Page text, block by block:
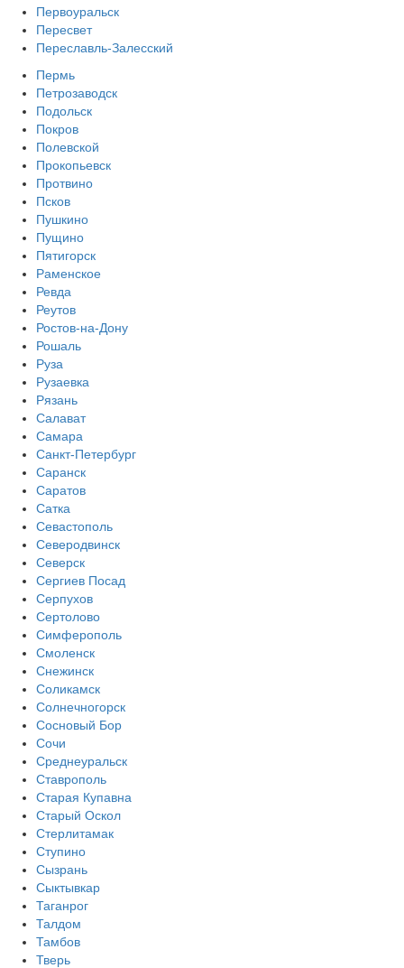
Первоуральск
Пересвет
Переславль-Залесский
Пермь
Петрозаводск
Подольск
Покров
Полевской
Прокопьевск
Протвино
Псков
Пушкино
Пущино
Пятигорск
Раменское
Ревда
Реутов
Ростов-на-Дону
Рошаль
Руза
Рузаевка
Рязань
Салават
Самара
Санкт-Петербург
Саранск
Саратов
Сатка
Севастополь
Северодвинск
Северск
Сергиев Посад
Серпухов
Сертолово
Симферополь
Смоленск
Снежинск
Соликамск
Солнечногорск
Сосновый Бор
Сочи
Среднеуральск
Ставрополь
Старая Купавна
Старый Оскол
Стерлитамак
Ступино
Сызрань
Сыктывкар
Таганрог
Талдом
Тамбов
Тверь